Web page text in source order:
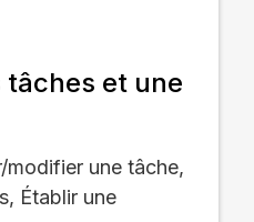
et une
une tâche,
Établir une